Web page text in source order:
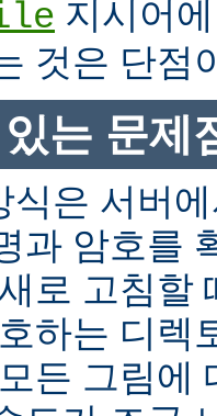
지시어
것은 단점
는 문제
식은 서버
과 암호를
로 고침할
하는 디렉
든 그림에